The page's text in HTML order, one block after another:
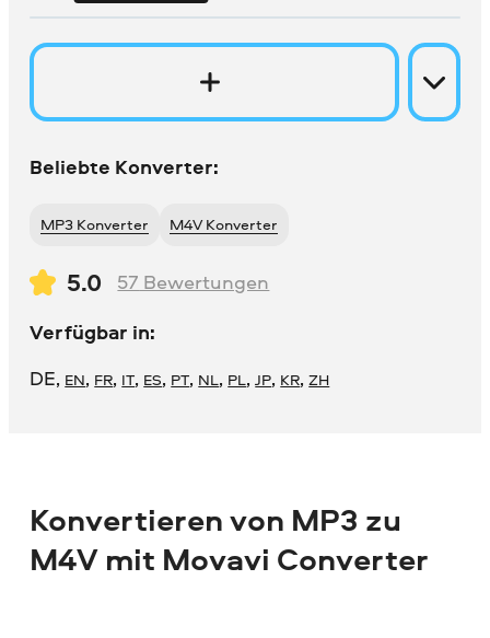
Beliebte Konverter:
MP3 Konverter M4V Konverter
5.0 57 Bewertungen
Verfügbar in:
DE, EN, FR, IT, ES, PT, NL, PL,JP, KR,ZH
Konvertieren von MP3 zu
M4V mit Movavi Converter